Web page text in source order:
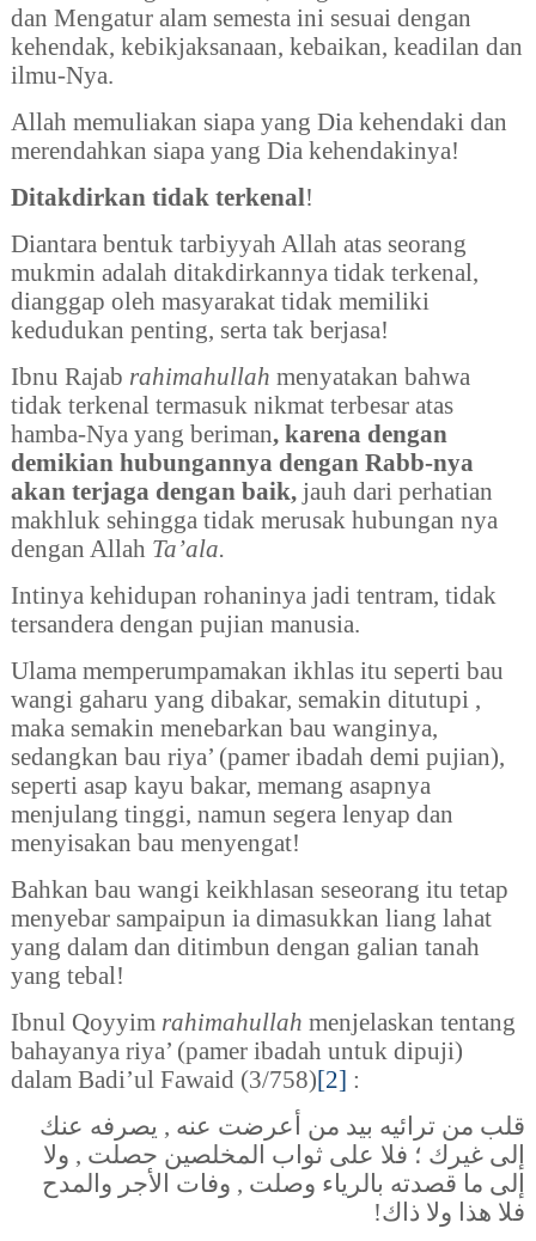
dan Mengatur alam semesta ini sesuai dengan
kehendak, kebikjaksanaan, kebaikan, keadilan dan
ilmu-Nya.
Allah memuliakan siapa yang Dia kehendaki dan
merendahkan siapa yang Dia kehendakinya!
Ditakdirkan tidak terkenal!
Diantara bentuk tarbiyyah Allah atas seorang
mukmin adalah ditakdirkannya tidak terkenal,
dianggap oleh masyarakat tidak memiliki
kedudukan penting, serta tak berjasa!
Ibnu Rajab rahimahullah menyatakan bahwa
tidak terkenal termasuk nikmat terbesar atas
hamba-Nya yang beriman, karena dengan
demikian hubungannya dengan Rabb-nya
akan terjaga dengan baik,jauh dari perhatian
makhluk sehingga tidak merusak hubungan nya
dengan Allah Ta’ala.
Intinya kehidupan rohaninya jadi tentram, tidak
tersandera dengan pujian manusia.
Ulama memperumpamakan ikhlas itu seperti bau
wangi gaharu yang dibakar, semakin ditutupi ,
maka semakin menebarkan bau wanginya,
sedangkan bau riya’ (pamer ibadah demi pujian),
seperti asap kayu bakar, memang asapnya
menjulang tinggi, namun segera lenyap dan
menyisakan bau menyengat!
Bahkan bau wangi keikhlasan seseorang itu tetap
menyebar sampaipun ia dimasukkan liang lahat
yang dalam dan ditimbun dengan galian tanah
yang tebal!
Ibnul Qoyyim rahimahullah menjelaskan tentang
bahayanya riya’ (pamer ibadah untuk dipuji)
dalam Badi’ul Fawaid (3/758)[2] :
قلب من ترائيه بيد من أعرضت عنه , يصرفه عنك
إلى غيرك ؛ فلا على ثواب المخلصين حصلت , ولا
إلى ما قصدته بالرياء وصلت , وفات الأجر والمدح
فلا هذا ولا ذاك!